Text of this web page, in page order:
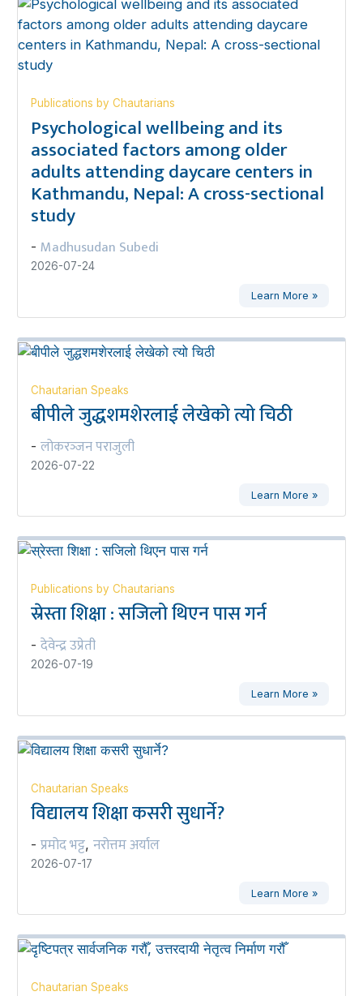
Publications by Chautarians
Psychological wellbeing and its
associated factors among older
adults attending daycare centers in
Kathmandu, Nepal: A cross-sectional
study
- Madhusudan Subedi
2026-07-24
Learn More »
Chautarian Speaks
बीपीले जुद्धशमशेरलाई लेखेको त्यो चिठी
- लोकरञ्‍जन पराजुली
2026-07-22
Learn More »
Publications by Chautarians
स्रेस्ता शिक्षा : सजिलो थिएन पास गर्न
- देवेन्द्र उप्रेती
2026-07-19
Learn More »
Chautarian Speaks
विद्यालय शिक्षा कसरी सुधार्ने?
- प्रमोद भट्ट, नरोत्तम अर्याल
2026-07-17
Learn More »
Chautarian Speaks